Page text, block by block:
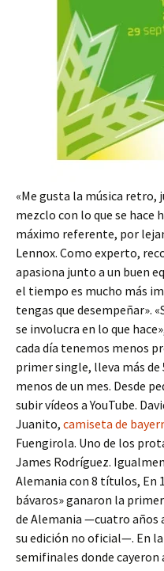
«Me gusta la música retro,
mezclo con lo que se hace
máximo referente, por
Lennox. Como experto,
apasiona junto a un buen
el tiempo es mucho más
tengas que desempeñar».
se involucra en lo que
cada día tenemos menos
primer single, lleva más de
menos de un mes. Desde
subir vídeos a YouTube.
Juanito, camiseta de
Fuengirola. Uno de los
James Rodríguez.
Alemania con 8 títulos, En
bávaros» ganaron la
de Alemania —cuatro años
su edición no oficial—. En
semifinales donde